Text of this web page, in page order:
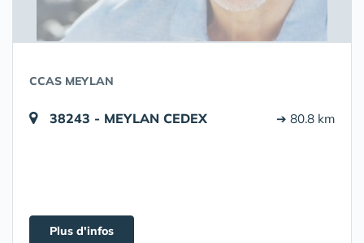
CCAS MEYLAN
38243 - MEYLAN CEDEX ➔ 80.8 km
Plus d'infos